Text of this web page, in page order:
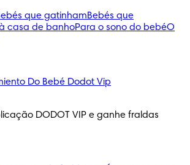
que gatinhamBebés que
casa de banhoPara o sono do bebéO
Do Bebé Dodot Vip
DODOT VIP e ganhe fraldas